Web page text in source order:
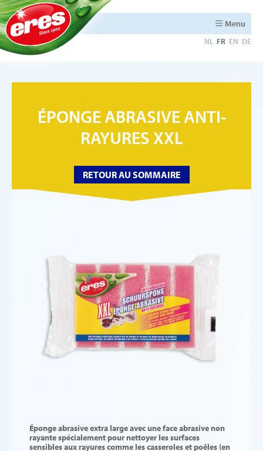
Menu
NL FR EN DE
ÉPONGE ABRASIVE ANTI-
RAYURES XXL
RETOUR AU SOMMAIRE
Éponge abrasive extra large avec une face abrasive non
rayante spécialement pour nettoyer les surfaces
sensibles aux rayures comme les casseroles et poêles (en